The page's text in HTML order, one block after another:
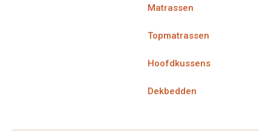
Matrassen
Topmatrassen
Hoofdkussens
Dekbedden